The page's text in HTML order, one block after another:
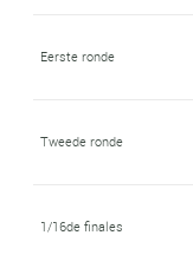
Eerste ronde
Tweede ronde
1/16de finales